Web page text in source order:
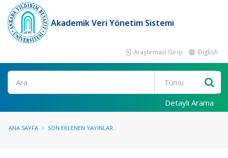
Akademik Veri Yönetim Sistemi
Araştırmacı Girişi English
Ara
Detaylı Arama
ANA SAYFA SON EKLENEN YAYINLAR